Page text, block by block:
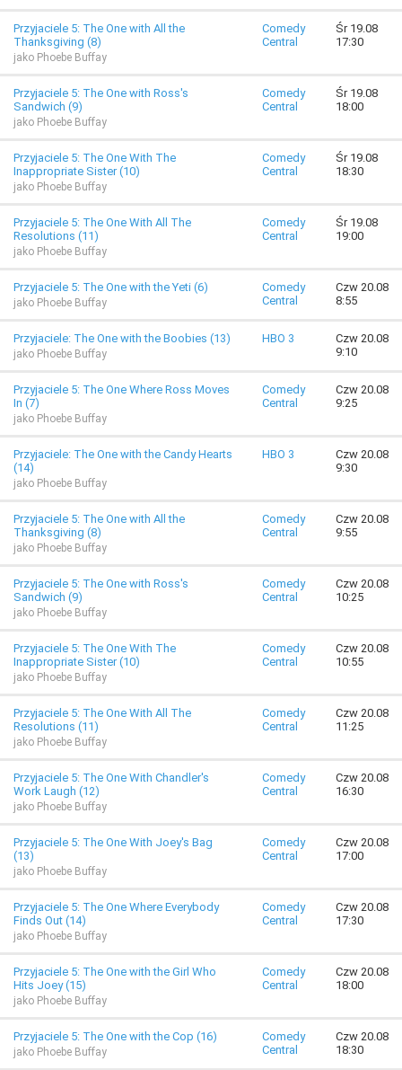
Przyjaciele 5: The One with All the
Thanksgiving (8)
jako Phoebe Buffay
Comedy
Central
Śr 19.08
17:30
Przyjaciele 5: The One with Ross's
Sandwich (9)
jako Phoebe Buffay
Comedy
Central
Śr 19.08
18:00
Przyjaciele 5: The One With The
Inappropriate Sister (10)
jako Phoebe Buffay
Comedy
Central
Śr 19.08
18:30
Przyjaciele 5: The One With All The
Resolutions (11)
jako Phoebe Buffay
Comedy
Central
Śr 19.08
19:00
Przyjaciele 5: The One with the Yeti (6)
jako Phoebe Buffay
Comedy
Central
Czw 20.08
8:55
Przyjaciele: The One with the Boobies (13)
jako Phoebe Buffay
HBO 3
Czw 20.08
9:10
Przyjaciele 5: The One Where Ross Moves
In (7)
jako Phoebe Buffay
Comedy
Central
Czw 20.08
9:25
Przyjaciele: The One with the Candy Hearts
(14)
jako Phoebe Buffay
HBO 3
Czw 20.08
9:30
Przyjaciele 5: The One with All the
Thanksgiving (8)
jako Phoebe Buffay
Comedy
Central
Czw 20.08
9:55
Przyjaciele 5: The One with Ross's
Sandwich (9)
jako Phoebe Buffay
Comedy
Central
Czw 20.08
10:25
Przyjaciele 5: The One With The
Inappropriate Sister (10)
jako Phoebe Buffay
Comedy
Central
Czw 20.08
10:55
Przyjaciele 5: The One With All The
Resolutions (11)
jako Phoebe Buffay
Comedy
Central
Czw 20.08
11:25
Przyjaciele 5: The One With Chandler's
Work Laugh (12)
jako Phoebe Buffay
Comedy
Central
Czw 20.08
16:30
Przyjaciele 5: The One With Joey's Bag
(13)
jako Phoebe Buffay
Comedy
Central
Czw 20.08
17:00
Przyjaciele 5: The One Where Everybody
Finds Out (14)
jako Phoebe Buffay
Comedy
Central
Czw 20.08
17:30
Przyjaciele 5: The One with the Girl Who
Hits Joey (15)
jako Phoebe Buffay
Comedy
Central
Czw 20.08
18:00
Przyjaciele 5: The One with the Cop (16)
jako Phoebe Buffay
Comedy
Central
Czw 20.08
18:30